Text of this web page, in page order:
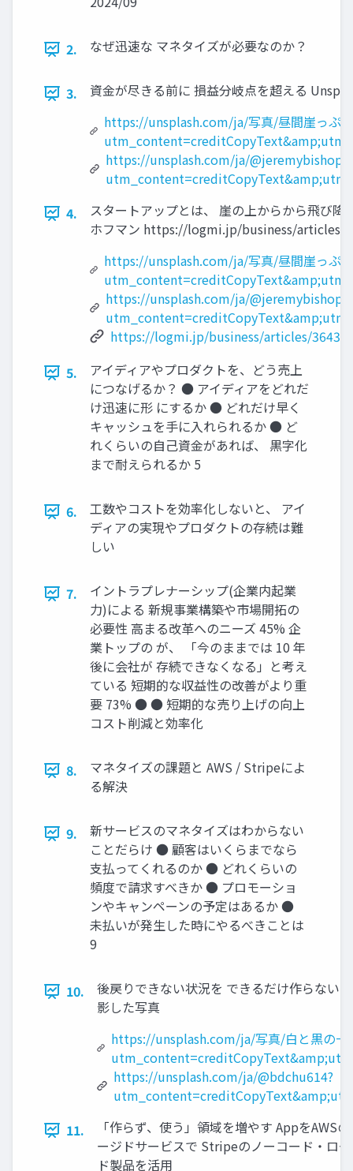
2. なぜ迅速な マネタイズが必要なのか？
3.
資金が尽きる前に 損益分岐点を超える
https://unsplash.com/ja/写真/昼間崖っぷ
https://unsplash.com/ja/@jeremybishop?
4.
スタートアップとは、 崖の上からから飛び
ホフマン https://logmi.jp/business/articles/
https://unsplash.com/ja/写真/昼間崖っぷ
https://unsplash.com/ja/@jeremybishop?
https://logmi.jp/business/articles/36430
5.
アイディアやプロダクトを、どう売上
につなげるか？ ● アイディアをどれだ
け迅速に形 にするか ● どれだけ早く
キャッシュを手に入れられるか ● ど
れくらいの自己資金があれば、 黒字化
まで耐えられるか 5
6.
工数やコストを効率化しないと、 アイ
ディアの実現やプロダクトの存続は難
しい
7.
イントラプレナーシップ(企業内起業
力)による 新規事業構築や市場開拓の
必要性 高まる改革へのニーズ 45% 企
業トップの が、 「今のままでは 10 年
後に会社が 存続できなくなる」と考え
ている 短期的な収益性の改善がより重
要 73% ● ● 短期的な売り上げの向上
コスト削減と効率化
8.
マネタイズの課題と AWS / Stripeによ
る解決
9.
新サービスのマネタイズはわからない
ことだらけ ● 顧客はいくらまでなら
支払ってくれるのか ● どれくらいの
頻度で請求すべきか ● プロモーショ
ンやキャンペーンの予定はあるか ●
未払いが発生した時にやるべきことは
9
10.
後戻りできない状況を できるだけ作らな
影した写真
https://unsplash.com/ja/写真/白と黒の一
https://unsplash.com/ja/@bdchu614?
11.
「作らず、使う」領域を増やす AppをAWS
ージドサービスで Stripeのノーコード・ロ
ド製品を活用